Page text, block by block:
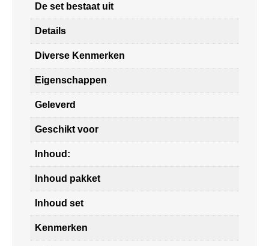
De set bestaat uit
Details
Diverse Kenmerken
Eigenschappen
Geleverd
Geschikt voor
Inhoud:
Inhoud pakket
Inhoud set
Kenmerken